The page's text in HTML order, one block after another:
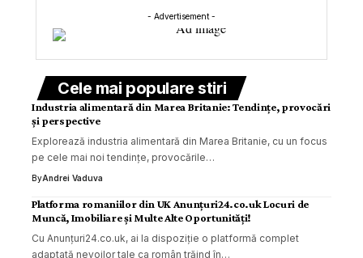
- Advertisement -
Cele mai populare stiri
Industria alimentară din Marea Britanie: Tendințe, provocări
și perspective
Explorează industria alimentară din Marea Britanie, cu un focus
pe cele mai noi tendințe, provocările…
ByAndrei Vaduva
Platforma romaniilor din UK Anunțuri24.co.uk Locuri de
Muncă, Imobiliare și Multe Alte Oportunități!
Cu Anunțuri24.co.uk, ai la dispoziție o platformă complet
adaptată nevoilor tale ca român trăind în…